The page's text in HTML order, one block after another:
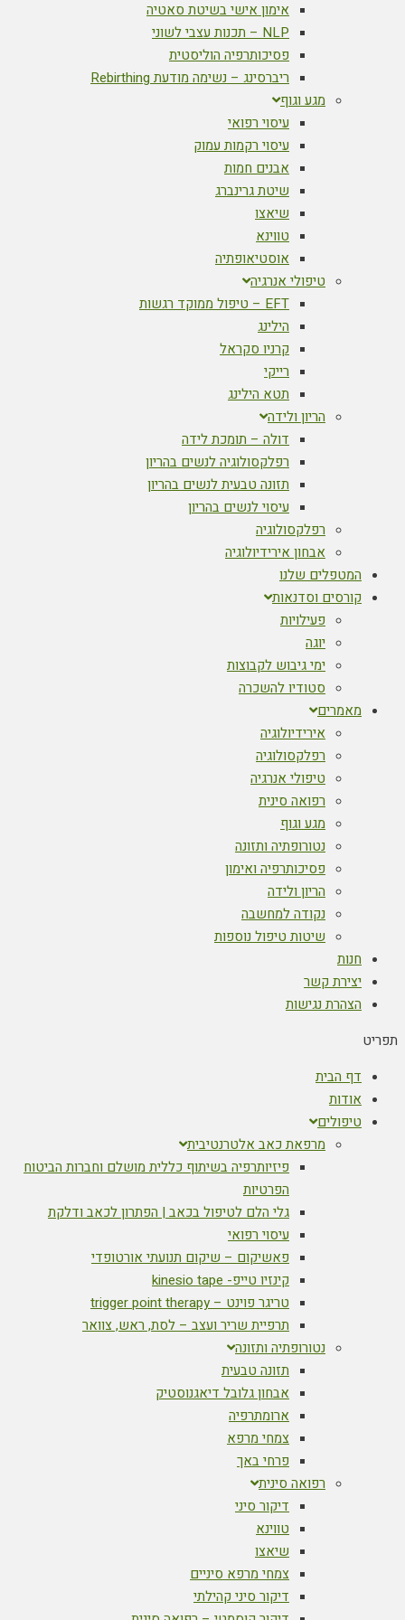
אימון אישי בשיטת סאטיה
פסיכותרפיה הוליסטית
ריברסינג – נשימה מודעת Rebirthing
מגע וגוף
עיסוי רפואי
עיסוי רקמות עמוק
אבנים חמות
שיטת גרינברג
אוסטיאופתיה
טיפולי אנרגיה
קרניו סקראל
תטא הילינג
הריון ולידה
דולה – תומכת לידה
רפלקסולוגיה לנשים בהריון
תזונה טבעית לנשים בהריון
עיסוי לנשים בהריון
רפלקסולוגיה
אבחון אירידיולוגיה
שלנו
וסדנאות
פעילויות
ימי גיבוש לקבוצות
סטודיו להשכרה
אירידיולוגיה
רפלקסולוגיה
טיפולי אנרגיה
רפואה סינית
מגע וגוף
נטורופתיה ותזונה
פסיכותרפיה ואימון
הריון ולידה
נקודה למחשבה
שיטות טיפול נוספות
קשר
נגישות
הבית
מרפאת כאב אלטרנטיבית
פיזיותרפיה בשיתוף כללית מושלם וחברות הביטוח
גלי הלם לטיפול בכאב | הפתרון לכאב ודלקת
עיסוי רפואי
פאשיקום – שיקום תנועתי אורטופדי
קינזיו טייפ- kinesio tape
טריגר פוינט – trigger point therapy
תרפיית שריר ועצב – לסת, ראש, צוואר
נטורופתיה ותזונה
תזונה טבעית
אבחון גלובל דיאגנוסטיק
ארומתרפיה
צמחי מרפא
פרחי באך
רפואה סינית
דיקור סיני
צמחי מרפא סיניים
דיקור סיני קהילתי